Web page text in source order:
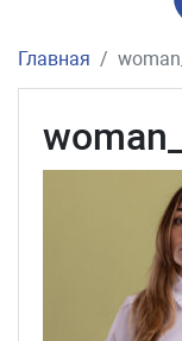
Главная